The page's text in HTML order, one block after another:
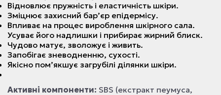
Відновлює пружність і еластичність шкіри.
Зміцнює захисний бар’єр епідермісу.
Впливає на процес вироблення шкірного сала.
Усуває його надлишки і прибирає жирний блиск.
Чудово матує, зволожує і живить.
Запобігає зневодненню, сухості.
Якісно пом’якшує загрубілі ділянки шкіри.
Активні компоненти: SBS (екстракт пеумуса,